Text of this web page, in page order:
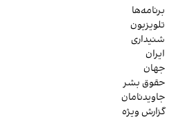
برنامه‌ها
تلویزیون
شنیداری
ایران
جهان
حقوق بشر
جاویدنامان
گزارش ویژه